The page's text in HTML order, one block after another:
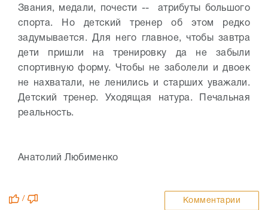
Звания, медали, почести -- атрибуты большого
спорта. Но детский тренер об этом редко
задумывается. Для него главное, чтобы завтра
дети пришли на тренировку да не забыли
спортивную форму. Чтобы не заболели и двоек
не нахватали, не ленились и старших уважали.
Детский тренер. Уходящая натура. Печальная
реальность.
Анатолий Любименко
/ Комментарии